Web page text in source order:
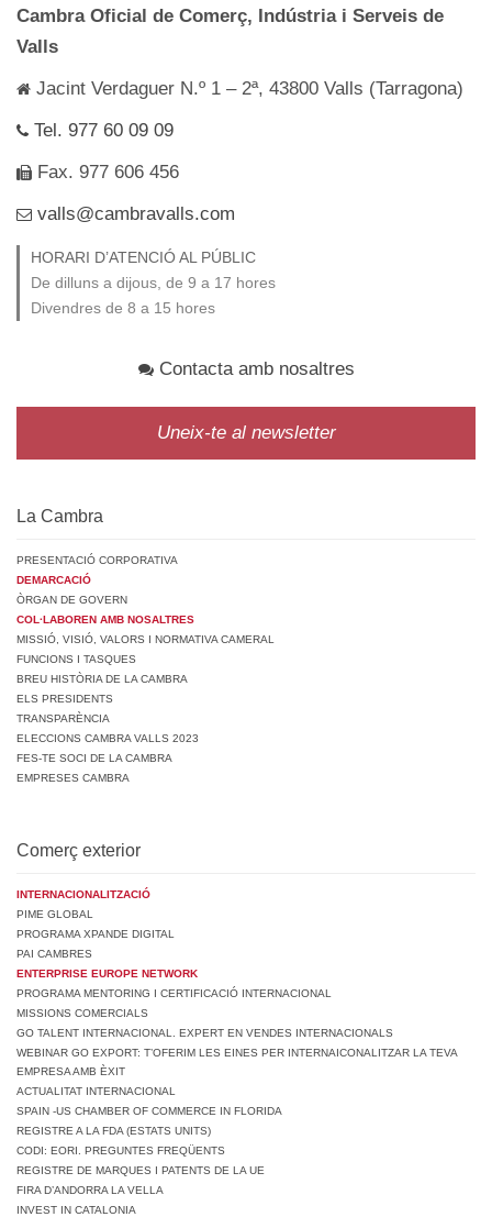
Cambra Oficial de Comerç, Indústria i Serveis de
Valls
Jacint Verdaguer N.º 1 – 2ª, 43800 Valls (Tarragona)
Tel. 977 60 09 09
Fax. 977 606 456
valls@cambravalls.com
HORARI D’ATENCIÓ AL PÚBLIC
De dilluns a dijous, de 9 a 17 hores
Divendres de 8 a 15 hores
Contacta amb nosaltres
Uneix-te al newsletter
La Cambra
PRESENTACIÓ CORPORATIVA
DEMARCACIÓ
ÒRGAN DE GOVERN
COL·LABOREN AMB NOSALTRES
MISSIÓ, VISIÓ, VALORS I NORMATIVA CAMERAL
FUNCIONS I TASQUES
BREU HISTÒRIA DE LA CAMBRA
ELS PRESIDENTS
TRANSPARÈNCIA
ELECCIONS CAMBRA VALLS 2023
FES-TE SOCI DE LA CAMBRA
EMPRESES CAMBRA
Comerç exterior
INTERNACIONALITZACIÓ
PIME GLOBAL
PROGRAMA XPANDE DIGITAL
PAI CAMBRES
ENTERPRISE EUROPE NETWORK
PROGRAMA MENTORING I CERTIFICACIÓ INTERNACIONAL
MISSIONS COMERCIALS
GO TALENT INTERNACIONAL. EXPERT EN VENDES INTERNACIONALS
WEBINAR GO EXPORT: T’OFERIM LES EINES PER INTERNAICONALITZAR LA TEVA
EMPRESA AMB ÈXIT
ACTUALITAT INTERNACIONAL
SPAIN -US CHAMBER OF COMMERCE IN FLORIDA
REGISTRE A LA FDA (ESTATS UNITS)
CODI: EORI. PREGUNTES FREQÜENTS
REGISTRE DE MARQUES I PATENTS DE LA UE
FIRA D’ANDORRA LA VELLA
INVEST IN CATALONIA